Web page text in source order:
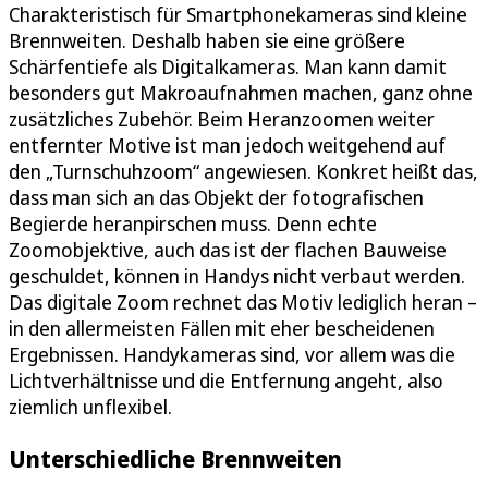
Charakteristisch für Smartphonekameras sind kleine
Brennweiten. Deshalb haben sie eine größere
Schärfentiefe als Digitalkameras. Man kann damit
besonders gut Makroaufnahmen machen, ganz ohne
zusätzliches Zubehör. Beim Heranzoomen weiter
entfernter Motive ist man jedoch weitgehend auf
den „Turnschuhzoom“ angewiesen. Konkret heißt das,
dass man sich an das Objekt der fotografischen
Begierde heranpirschen muss. Denn echte
Zoomobjektive, auch das ist der flachen Bauweise
geschuldet, können in Handys nicht verbaut werden.
Das digitale Zoom rechnet das Motiv lediglich heran –
in den allermeisten Fällen mit eher bescheidenen
Ergebnissen. Handykameras sind, vor allem was die
Lichtverhältnisse und die Entfernung angeht, also
ziemlich unflexibel.
Unterschiedliche Brennweiten